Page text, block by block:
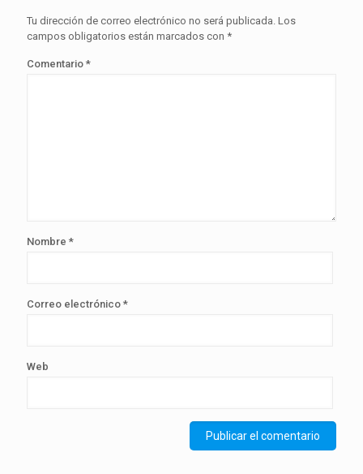
Tu dirección de correo electrónico no será publicada. Los
campos obligatorios están marcados con *
Comentario *
Nombre *
Correo electrónico *
Web